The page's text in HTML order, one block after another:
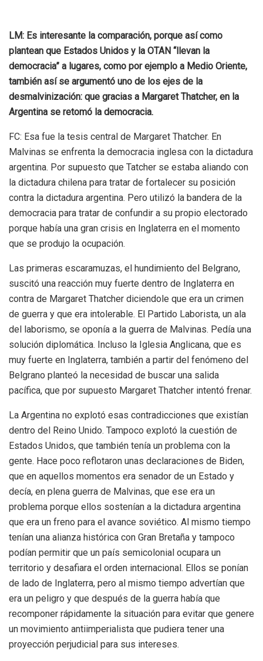
LM: Es interesante la comparación, porque así como
plantean que Estados Unidos y la OTAN “llevan la
democracia” a lugares, como por ejemplo a Medio Oriente,
también así se argumentó uno de los ejes de la
desmalvinización: que gracias a Margaret Thatcher, en la
Argentina se retomó la democracia.
FC: Esa fue la tesis central de Margaret Thatcher. En
Malvinas se enfrenta la democracia inglesa con la dictadura
argentina. Por supuesto que Tatcher se estaba aliando con
la dictadura chilena para tratar de fortalecer su posición
contra la dictadura argentina. Pero utilizó la bandera de la
democracia para tratar de confundir a su propio electorado
porque había una gran crisis en Inglaterra en el momento
que se produjo la ocupación.
Las primeras escaramuzas, el hundimiento del Belgrano,
suscitó una reacción muy fuerte dentro de Inglaterra en
contra de Margaret Thatcher diciendole que era un crimen
de guerra y que era intolerable. El Partido Laborista, un ala
del laborismo, se oponía a la guerra de Malvinas. Pedía una
solución diplomática. Incluso la Iglesia Anglicana, que es
muy fuerte en Inglaterra, también a partir del fenómeno del
Belgrano planteó la necesidad de buscar una salida
pacífica, que por supuesto Margaret Thatcher intentó frenar.
La Argentina no explotó esas contradicciones que existían
dentro del Reino Unido. Tampoco explotó la cuestión de
Estados Unidos, que también tenía un problema con la
gente. Hace poco reflotaron unas declaraciones de Biden,
que en aquellos momentos era senador de un Estado y
decía, en plena guerra de Malvinas, que ese era un
problema porque ellos sostenían a la dictadura argentina
que era un freno para el avance soviético. Al mismo tiempo
tenían una alianza histórica con Gran Bretaña y tampoco
podían permitir que un país semicolonial ocupara un
territorio y desafiara el orden internacional. Ellos se ponían
de lado de Inglaterra, pero al mismo tiempo advertían que
era un peligro y que después de la guerra había que
recomponer rápidamente la situación para evitar que genere
un movimiento antiimperialista que pudiera tener una
proyección perjudicial para sus intereses.